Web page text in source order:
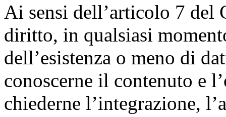
Ai sensi dell’articolo 7 del
diritto, in qualsiasi
dell’esistenza o meno di
conoscerne il contenuto e
chiederne l’integrazione,